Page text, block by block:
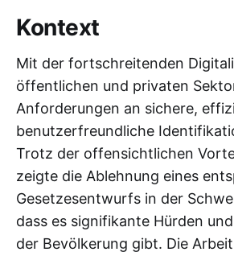
Kontext
Mit der fortschreitenden
öffentlichen und privaten
Anforderungen an sichere,
benutzerfreundliche
Trotz der offensichtlichen
zeigte die Ablehnung eines
Gesetzesentwurfs in der
dass es signifikante Hürden
der Bevölkerung gibt. Die